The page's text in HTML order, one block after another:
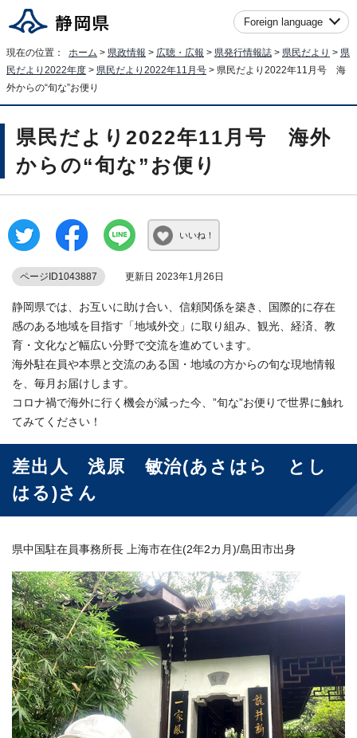
Foreign language
現在の位置： ホーム > 県政情報 > 広聴・広報 > 県発行情報誌 > 県民だより > 県
民だより2022年度 > 県民だより2022年11月号 > 県民だより2022年11月号 海
外からの“旬な”お便り
県民だより2022年11月号 海外
からの“旬な”お便り
いいね！
ページID1043887 更新日 2023年1月26日
静岡県では、お互いに助け合い、信頼関係を築き、国際的に存在
感のある地域を目指す「地域外交」に取り組み、観光、経済、教
育・文化など幅広い分野で交流を進めています。
海外駐在員や本県と交流のある国・地域の方からの旬な現地情報
を、毎月お届けします。
コロナ禍で海外に行く機会が減った今、”旬な”お便りで世界に触れ
てみてください！
差出人 浅原 敏治(あさはら とし
はる)さん
県中国駐在員事務所長 上海市在住(2年2カ月)/島田市出身